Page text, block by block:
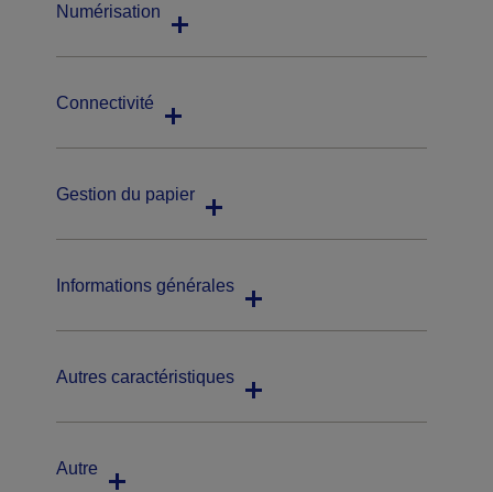
Numérisation
Connectivité
Gestion du papier
Informations générales
Autres caractéristiques
Autre